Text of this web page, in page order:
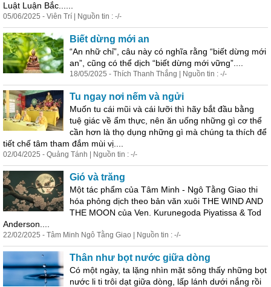
Luật Luận Bắc......
05/06/2025 - Viên Trí | Nguồn tin : -/-
Biết dừng mới an
“An nhữ chỉ”, câu này có nghĩa rằng “biết dừng mới
an”, cũng có thể dịch “biết dừng mới vững”....
18/05/2025 - Thích Thanh Thắng | Nguồn tin : -/-
Tu ngay nơi nếm và ngửi
Muốn tu cái mũi và cái lưỡi thì hãy bắt đầu bằng
tuệ giác về ẩm thực, nên ăn uống những gì cơ thể
cần hơn là thọ dụng những gì mà chúng ta thích để
tiết chế tâm tham đắm mùi vị....
02/04/2025 - Quảng Tánh | Nguồn tin : -/-
Gió và trăng
Một tác phẩm của Tâm Minh - Ngô Tằng Giao thi
hóa phỏng dịch theo bản văn xuôi THE WIND AND
THE MOON của Ven. Kurunegoda Piyatissa & Tod
Anderson....
22/02/2025 - Tâm Minh Ngô Tằng Giao | Nguồn tin : -/-
Thân như bọt nước giữa dòng
Có một ngày, ta lặng nhìn mặt sông thấy những bọt
nước li ti trôi dạt giữa dòng, lấp lánh dưới nắng rồi